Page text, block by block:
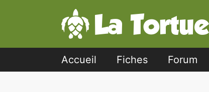
Accueil Fiches Forum